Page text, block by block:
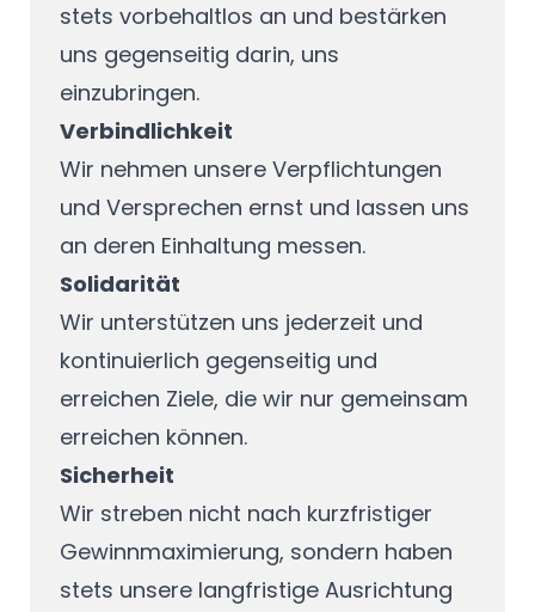
stets vorbehaltlos an und bestärken
uns gegenseitig darin, uns
einzubringen.
Verbindlichkeit
Wir nehmen unsere Verpflichtungen
und Versprechen ernst und lassen uns
an deren Einhaltung messen.
Solidarität
Wir unterstützen uns jederzeit und
kontinuierlich gegenseitig und
erreichen Ziele, die wir nur gemeinsam
erreichen können.
Sicherheit
Wir streben nicht nach kurzfristiger
Gewinnmaximierung, sondern haben
stets unsere langfristige Ausrichtung